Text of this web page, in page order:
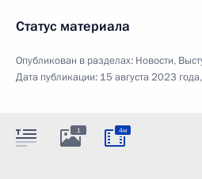
Статус материала
Опубликован в разделах: Новости,
Дата публикации: 15 августа 2023
1 4м